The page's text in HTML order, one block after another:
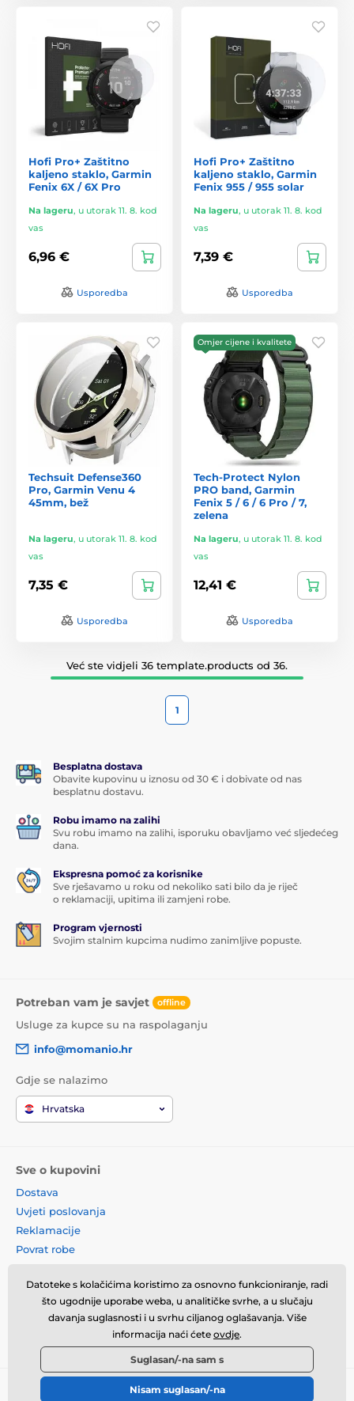
Hofi Pro+ Zaštitno
kaljeno staklo, Garmin
Fenix 6X / 6X Pro
Na lageru, u utorak 11. 8. kod
vas
6,96 €
Usporedba
Hofi Pro+ Zaštitno
kaljeno staklo, Garmin
Fenix 955 / 955 solar
Na lageru, u utorak 11. 8. kod
vas
7,39 €
Usporedba
Techsuit Defense360
Pro, Garmin Venu 4
45mm, bež
Na lageru, u utorak 11. 8. kod
vas
7,35 €
Usporedba
Omjer cijene i kvalitete
Tech-Protect Nylon
PRO band, Garmin
Fenix 5 / 6 / 6 Pro / 7,
zelena
Na lageru, u utorak 11. 8. kod
vas
12,41 €
Usporedba
Već ste vidjeli 36 template.products od 36.
1
Besplatna dostava
Obavite kupovinu u iznosu od 30 € i dobivate od nas
besplatnu dostavu.
Robu imamo na zalihi
Svu robu imamo na zalihi, isporuku obavljamo već sljedećeg
dana.
Ekspresna pomoć za korisnike
Sve rješavamo u roku od nekoliko sati bilo da je riječ
o reklamaciji, upitima ili zamjeni robe.
Program vjernosti
Svojim stalnim kupcima nudimo zanimljive popuste.
Potreban vam je savjet offline
Usluge za kupce su na raspolaganju
info@momanio.hr
Gdje se nalazimo
Hrvatska
Sve o kupovini
Dostava
Uvjeti poslovanja
Reklamacije
Povrat robe
Načela o korištenju kolačića
Kontaktne informacije
Informacije o obradi osobnih
© 2026 momanio.hr ⦁ E-trgovinu izradila
Datoteke s kolačićima koristimo za osnovno funkcioniranje, radi
što ugodnije uporabe weba, u analitičke svrhe, a u slučaju
davanja suglasnosti i u svrhu ciljanog oglašavanja. Više
informacija naći ćete ovdje.
Suglasan/-na sam s
Nisam suglasan/-na